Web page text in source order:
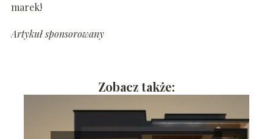
marek!
Artykuł sponsorowany
Zobacz także: